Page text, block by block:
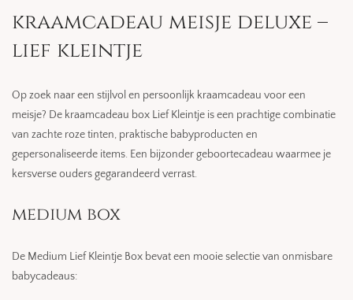
kraamcadeau meisje deluxe –
lief kleintje
Op zoek naar een stijlvol en persoonlijk kraamcadeau voor een
meisje? De kraamcadeau box Lief Kleintje is een prachtige combinatie
van zachte roze tinten, praktische babyproducten en
gepersonaliseerde items. Een bijzonder geboortecadeau waarmee je
kersverse ouders gegarandeerd verrast.
medium box
De Medium Lief Kleintje Box bevat een mooie selectie van onmisbare
babycadeaus: